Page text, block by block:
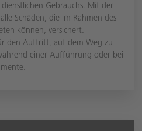
Gebrauchs. Mit der
Schäden, die im Rahmen des
können, versichert.
den Auftritt, auf dem Weg zu
einer Aufführung oder bei